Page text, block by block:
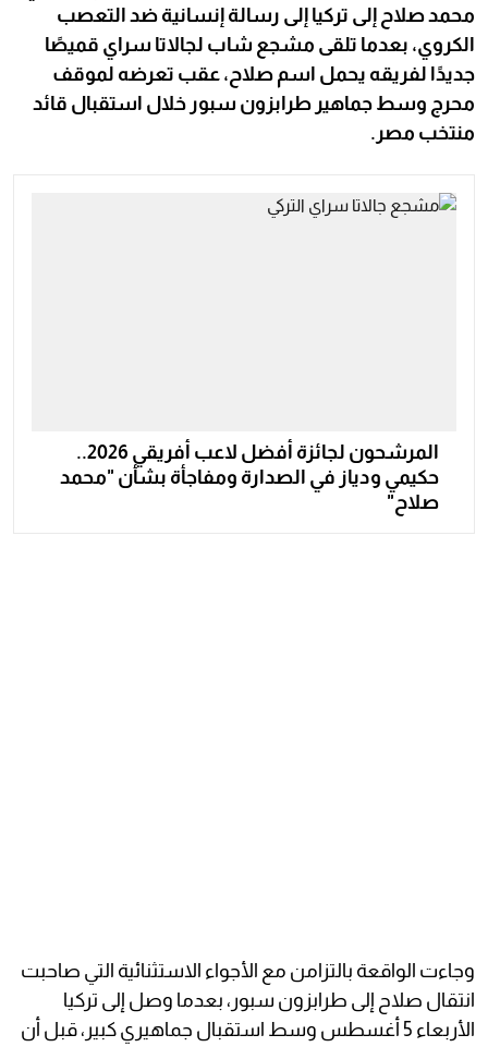
محمد صلاح إلى تركيا إلى رسالة إنسانية ضد التعصب
الكروي، بعدما تلقى مشجع شاب لجالاتا سراي قميصًا
جديدًا لفريقه يحمل اسم صلاح، عقب تعرضه لموقف
محرج وسط جماهير طرابزون سبور خلال استقبال قائد
منتخب مصر.
المرشحون لجائزة أفضل لاعب أفريقي 2026..
حكيمي ودياز في الصدارة ومفاجأة بشأن "محمد
صلاح"
وجاءت الواقعة بالتزامن مع الأجواء الاستثنائية التي صاحبت
انتقال صلاح إلى طرابزون سبور، بعدما وصل إلى تركيا
الأربعاء 5 أغسطس وسط استقبال جماهيري كبير، قبل أن